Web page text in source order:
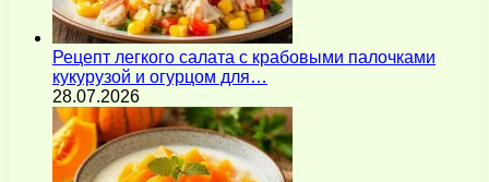
Рецепт легкого салата с крабовыми палочками
кукурузой и огурцом для…
28.07.2026